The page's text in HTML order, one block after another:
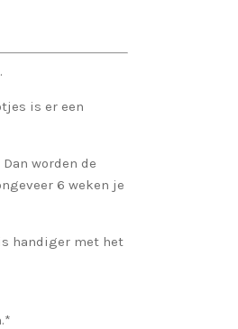
is er een
worden de
6 weken je
handiger met het